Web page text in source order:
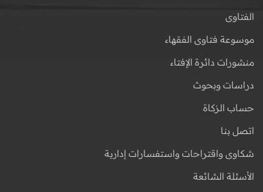
الفتاوى
موسوعة فتاوى الفقهاء
منشورات دائرة الإفتاء
دراسات وبحوث
حساب الزكاة
اتصل بنا
شكاوى واقتراحات واستفسارات إدارية
الأسئلة الشائعة